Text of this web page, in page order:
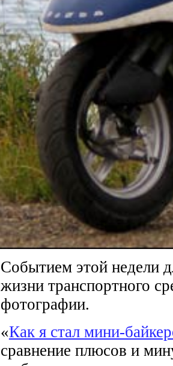
Событием этой недели
жизни транспортного
фотографии.
«Как я стал мини-
сравнение плюсов и